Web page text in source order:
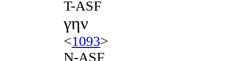
T-ASF
γην
<1093>
N-ASF